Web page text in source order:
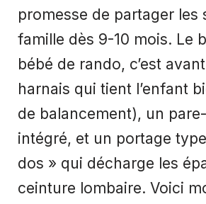
promesse de partager les
famille dès 9-10 mois. Le
bébé de rando, c’est
harnais qui tient l’enfant
de balancement), un
intégré, et un portage
dos » qui décharge les
ceinture lombaire. Voici